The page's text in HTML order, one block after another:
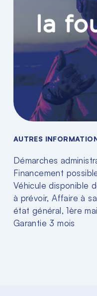
AUTRES
Démarches
Financement
Véhicule disponible
à prévoir, Affaire à
état général, 1ère
Garantie 3 mois